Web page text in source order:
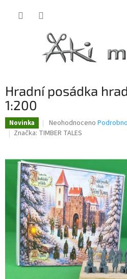
Hradní posádka
1:200
Novinka
Průměrné
hodnocení
0,0
z
5
hvězdiček.
Neohodnoceno
Značka: TIMBER TALES